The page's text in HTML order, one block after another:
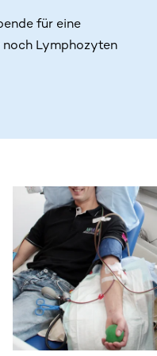
für eine
Lymphozyten